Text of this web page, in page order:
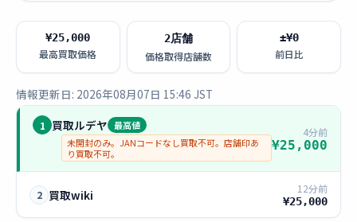
¥25,000
最高買取価格
2店舗
価格取得店舗数
±¥0
前日比
情報更新日: 2026年08月07日 15:46 JST
1 買取ルデヤ 最高値
未開封のみ。JANコードなし買取不可。店舗印あ
り買取不可。
4分前
¥25,000
2 買取wiki 12分前
¥25,000